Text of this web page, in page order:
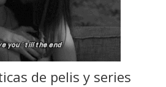
de pelis y series